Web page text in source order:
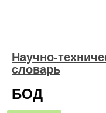
Научно-
словарь
БОД